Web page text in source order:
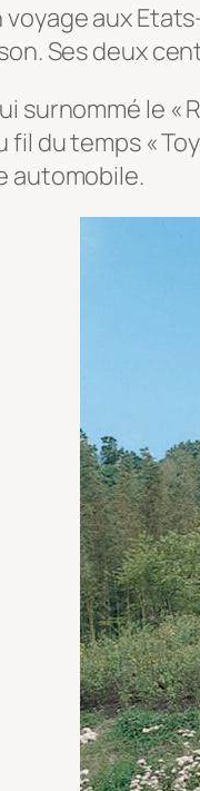
aux
Ses deux
surnommé le «
fil du temps «
automobile.